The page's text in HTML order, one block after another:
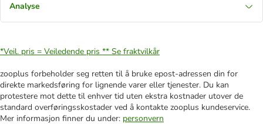
Analyse
*Veil. pris = Veiledende pris ** Se fraktvilkår
zooplus forbeholder seg retten til å bruke epost-adressen din for
direkte markedsføring for lignende varer eller tjenester. Du kan
protestere mot dette til enhver tid uten ekstra kostnader utover de
standard overføringsskostader ved å kontakte zooplus kundeservice.
Mer informasjon finner du under: personvern